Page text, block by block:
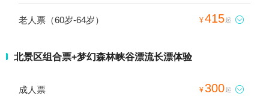
老人票（60岁-64岁） ¥415起 
北景区组合票+梦幻森林峡谷漂流长漂体验
成人票 ¥300起 